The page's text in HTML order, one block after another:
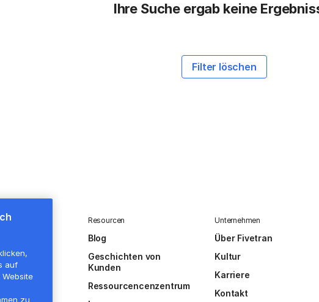
Ihre Suche ergab keine
Filter löschen
Plan
Resourcen
Blog
Geschichten von
Kunden
Ressourcencenzentrum
Unternehmen
Über Fivetran
Kultur
Karriere
Kontakt
auf
zu